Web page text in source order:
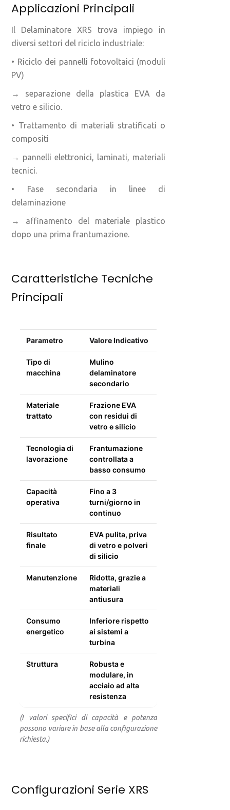
Applicazioni Principali
Il Delaminatore XRS trova impiego in
diversi settori del riciclo industriale:
• Riciclo dei pannelli fotovoltaici (moduli
PV)
→ separazione della plastica EVA da
vetro e silicio.
• Trattamento di materiali stratificati o
compositi
→ pannelli elettronici, laminati, materiali
tecnici.
• Fase secondaria in linee di
delaminazione
→ affinamento del materiale plastico
dopo una prima frantumazione.
Caratteristiche Tecniche
Principali
Parametro Valore Indicativo
Tipo di
macchina
Mulino
delaminatore
secondario
Materiale
trattato
Frazione EVA
con residui di
vetro e silicio
Tecnologia di
lavorazione
Frantumazione
controllata a
basso consumo
Capacità
operativa
Fino a 3
turni/giorno in
continuo
Risultato
finale
EVA pulita, priva
di vetro e polveri
di silicio
Manutenzione
Ridotta, grazie a
materiali
antiusura
Consumo
energetico
Inferiore rispetto
ai sistemi a
turbina
Struttura
Robusta e
modulare, in
acciaio ad alta
resistenza
(I valori specifici di capacità e potenza
possono variare in base alla configurazione
richiesta.)
Configurazioni Serie XRS